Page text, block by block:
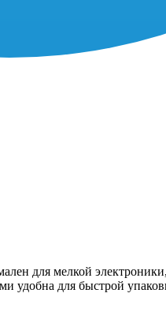
для мелкой
удобна для быстрой